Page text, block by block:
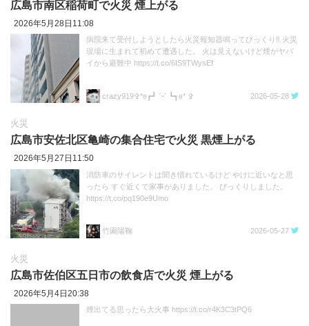
広島市南区稲荷町で火災 煙上がる
2026年5月28日11:08
病院来て受付しようとしたら火災報知器鳴ってびっくり‼️ 火災
現場に生まれて初めて遭遇した。 火は見えないけど煙がヤバ
イから避難中 https://t.co/6IS9TWysEf
crazy919✞*ʚ┏┛ ˊᵕˋ ┗┓ɞ* ✞ 2026-05-28
火災
広島市安佐北区亀崎の集合住宅で火災 黒煙上がる
2026年5月27日11:50
消防車のサイレントは聞き慣れているけど やけに近いなと思
ったら すぐ近くで家事がありました。 びっくりしました。
https://t.co/pq190e9Umo
竹園陽鞠 2026-05-27
火災
広島市佐伯区五日市の飲食店で火災 煙上がる
2026年5月4日20:38
煙出てる思ったら大火事 https://t.co/r4K3C3tPQ6